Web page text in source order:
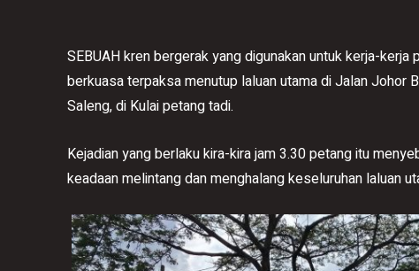
SEBUAH kren bergerak yang digunakan untuk kerja-
berkuasa terpaksa menutup laluan utama di Jalan Johor
Saleng, di Kulai petang tadi.
​Kejadian yang berlaku kira-kira jam 3.30 petang itu
keadaan melintang dan menghalang keseluruhan laluan